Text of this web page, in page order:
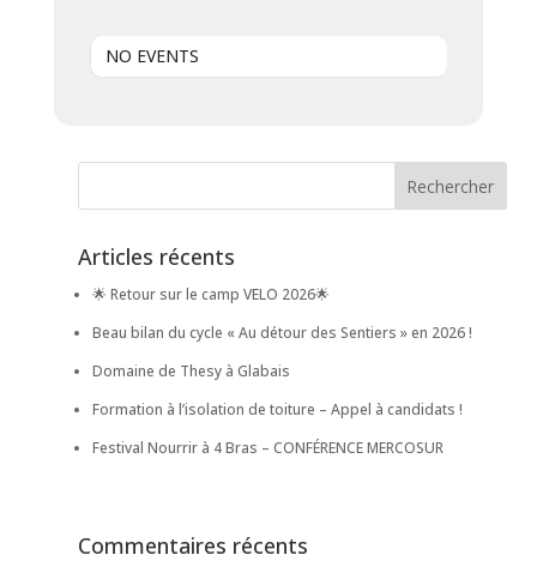
NO EVENTS
Articles récents
🌟 Retour sur le camp VELO 2026🌟
Beau bilan du cycle « Au détour des Sentiers » en 2026 !
Domaine de Thesy à Glabais
Formation à l’isolation de toiture – Appel à candidats !
Festival Nourrir à 4 Bras – CONFÉRENCE MERCOSUR
Commentaires récents